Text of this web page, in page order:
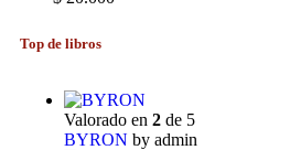
Top de libros
Valorado en 2 de 5
BYRON by admin